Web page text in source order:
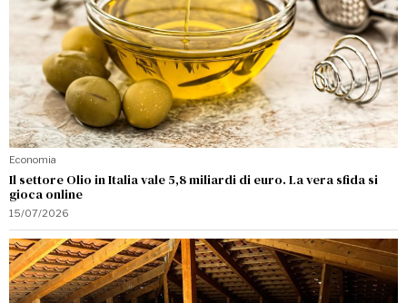
Economia
Il settore Olio in Italia vale 5,8 miliardi di euro. La vera sfida si
gioca online
15/07/2026